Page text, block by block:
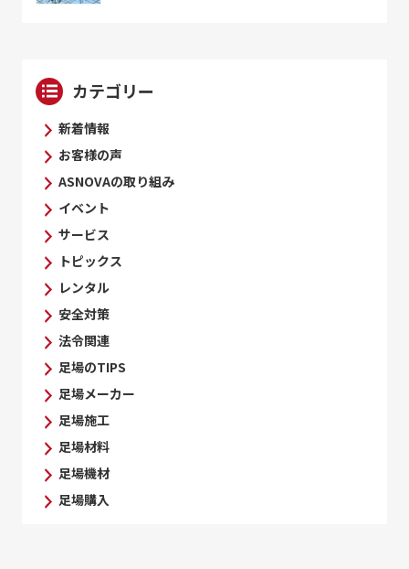
カテゴリー
新着情報
お客様の声
ASNOVAの取り組み
イベント
サービス
トピックス
レンタル
安全対策
法令関連
足場のTIPS
足場メーカー
足場施工
足場材料
足場機材
足場購入